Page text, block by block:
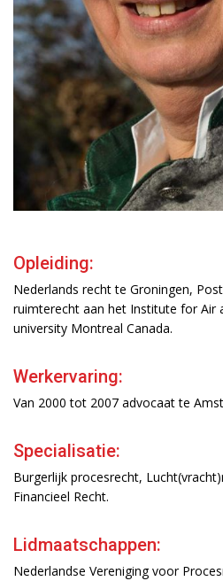
Opleiding:
Nederlands recht te Groningen,
ruimterecht aan het Institute for Air
university Montreal Canada.
Werkervaring:
Van 2000 tot 2007 advocaat te
Specialisatie:
Burgerlijk procesrecht,
Financieel Recht.
Lidmaatschappen:
Nederlandse Vereniging voor